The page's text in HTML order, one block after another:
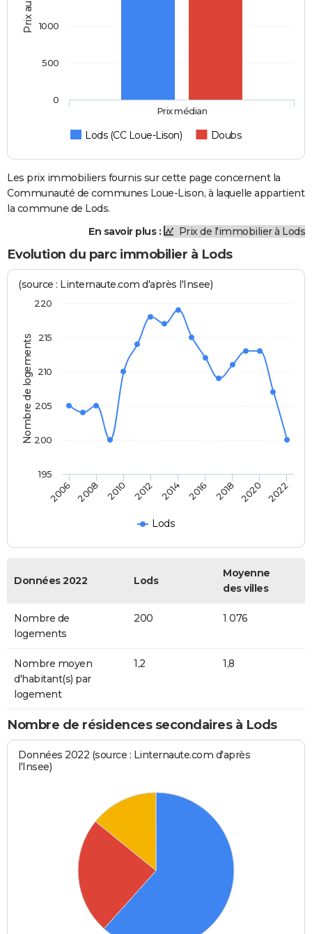
Lods (CC Loue-Lison) Doubs
Prix médian
0
500
1000
Les prix immobiliers fournis sur cette page concernent la
Communauté de communes Loue-Lison, à laquelle appartient
la commune de Lods.
En savoir plus :
Prix de l'immobilier à Lods
Evolution du parc immobilier à Lods
Nombre de logements
(source : Linternaute.com d'après l'Insee)
Lods
2006 2008 2010 2012 2014 2016 2018 2020 2022
195
200
205
210
215
220
Données 2022 Lods
Moyenne
des villes
Nombre de
logements
200 1 076
Nombre moyen
d'habitant(s) par
logement
1,2 1,8
Nombre de résidences secondaires à Lods
Données 2022 (source : Linternaute.com d'après
l'Insee)